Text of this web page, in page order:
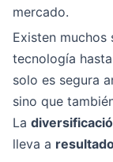
mercado.
Existen muchos
tecnología
solo es segura
sino que
La
lleva a